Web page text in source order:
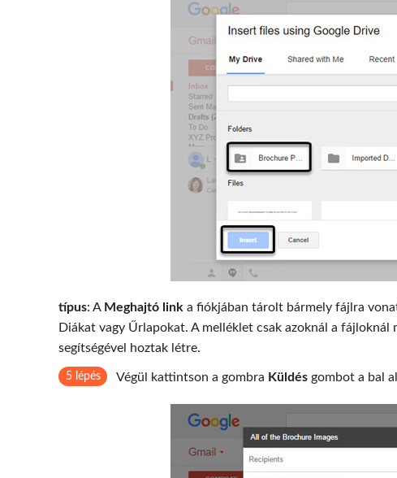
típus: A Meghajtó link a fiókjában tárolt bármely fájlra
Diákat vagy Űrlapokat. A melléklet csak azoknál a
segítségével hoztak létre.
5 lépés Végül kattintson a gombra Küldés gombot a bal